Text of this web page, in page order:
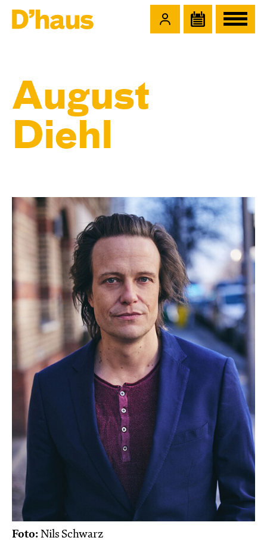
August
Diehl
Foto: Nils Schwarz